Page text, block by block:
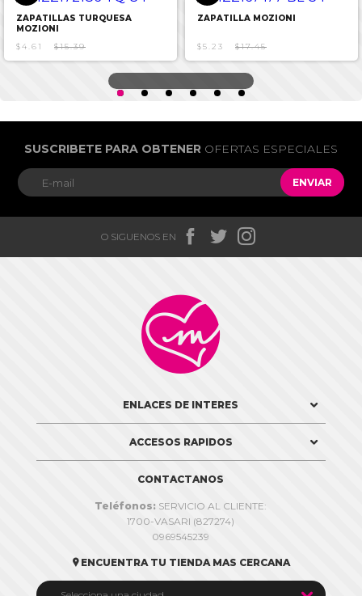
ZAPATILLAS TURQUESA
MOZIONI
$4.61
$15.39
ZAPATILLA MOZIONI
$5.23 $17.45
SUSCRIBETE PARA OBTENER OFERTAS ESPECIALES
ENVIAR
O SIGUENOS EN   

ENLACES DE INTERES
ACCESOS RAPIDOS
CONTACTANOS
Teléfonos: SERVICIO AL CLIENTE:
1700-VASARI (827274)
0969545239
 ENCUENTRA TU TIENDA MAS CERCANA